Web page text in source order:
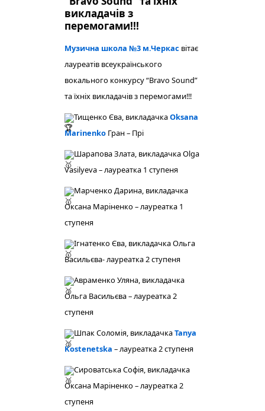
викладачів з
перемогами!!!
Музична школа №3 м.Черкас вітає
лауреатів всеукраїнського
вокального конкурсу “Bravo Sound”
та їхніх викладачів з перемогами!!!
Тищенко Єва, викладачкаOksana
MarinenkoГран – Прі
Шарапова Злата, викладачкаOlga
Vasilyeva– лауреатка 1 ступеня
Марченко Дарина, викладачка
Оксана Маріненко – лауреатка 1
ступеня
Ігнатенко Єва, викладачка Ольга
Васильєва- лауреатка 2 ступеня
Авраменко Уляна, викладачка
Ольга Васильєва – лауреатка 2
ступеня
Шпак Соломія, викладачкаTanya
Kostenetska – лауреатка 2 ступеня
Сироватська Софія, викладачка
Оксана Маріненко – лауреатка 2
ступеня